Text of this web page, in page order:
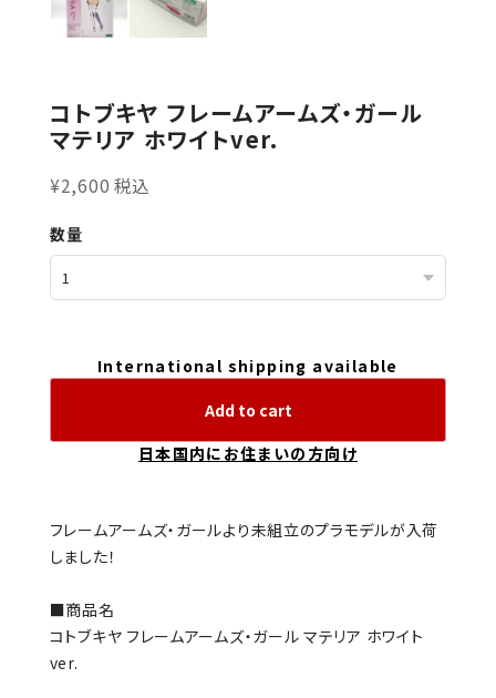
コトブキヤ フレームアームズ・ガール
マテリア ホワイトver.
¥2,600 税込
数量
International shipping available
Add to cart
日本国内にお住まいの方向け
フレームアームズ・ガールより未組立のプラモデルが入荷
しました！
■商品名
コトブキヤ フレームアームズ・ガール マテリア ホワイト
ver.